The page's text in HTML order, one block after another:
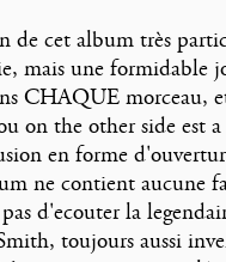
de cet album très
mais une formidable
CHAQUE morceau,
on the other side est
en forme
ne contient aucune
d'ecouter la
toujours aussi